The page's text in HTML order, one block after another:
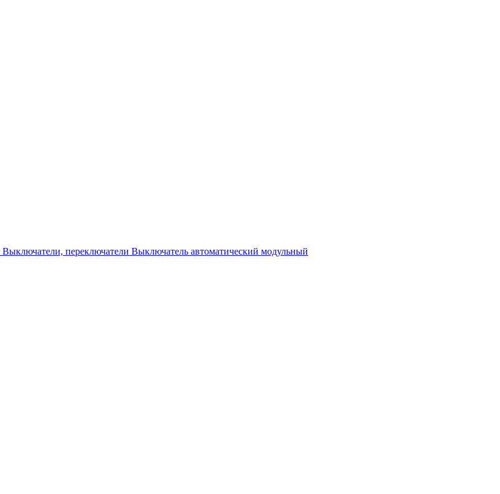
Выключатели, переключатели Выключатель автоматический модульный